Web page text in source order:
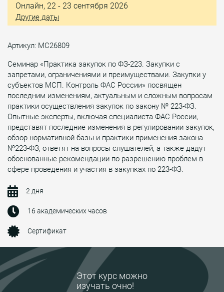
Этот курс можно
изучать очно!
Онлайн, 22 - 23 сентября 2026
Другие даты
Артикул: МС26809
Семинар «Практика закупок по ФЗ-223. Закупки с
запретами, ограничениями и преимуществами. Закупки у
субъектов МСП. Контроль ФАС России» посвящен
последним изменениям, актуальным и сложным вопросам
практики осуществления закупок по закону № 223-ФЗ.
Опытные эксперты, включая специалиста ФАС России,
представят последние изменения в регулировании закупок,
обзор нормативной базы и практики применения закона
№223-ФЗ, ответят на вопросы слушателей, а также дадут
обоснованные рекомендации по разрешению проблем в
сфере проведения и участия в закупках по 223-ФЗ.
2 дня
16 академических часов
Сертификат